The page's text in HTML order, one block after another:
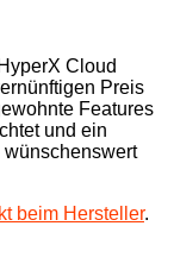
Cloud
Preis
Features
und ein
beim Hersteller.